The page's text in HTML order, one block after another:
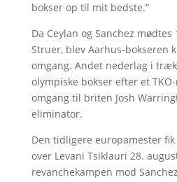
bokser op til mit bedste.”
Da Ceylan og Sanchez
Struer, blev Aarhus-bokseren
omgang. Andet nederlag i
olympiske bokser efter et
omgang til briten Josh
eliminator.
Den tidligere europamester
over Levani Tsiklauri 28.
revanchekampen mod